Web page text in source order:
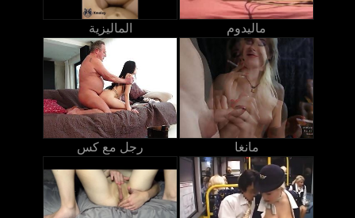
الماليزية ماليدوم
رجل مع كس مانغا